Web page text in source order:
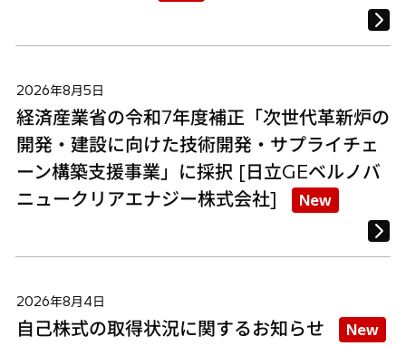
2026年8月5日
経済産業省の令和7年度補正「次世代革新炉の
開発・建設に向けた技術開発・サプライチェ
ーン構築支援事業」に採択 [日立GEベルノバ
ニュークリアエナジー株式会社]
New
2026年8月4日
自己株式の取得状況に関するお知らせ New